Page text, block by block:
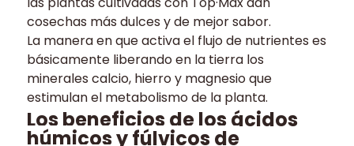
cosechas más dulces y de mejor sabor.
La manera en que activa el flujo de nutrientes es
básicamente liberando en la tierra los
minerales calcio, hierro y magnesio que
estimulan el metabolismo de la planta.
Los beneficios de los ácidos
húmicos y fúlvicos de